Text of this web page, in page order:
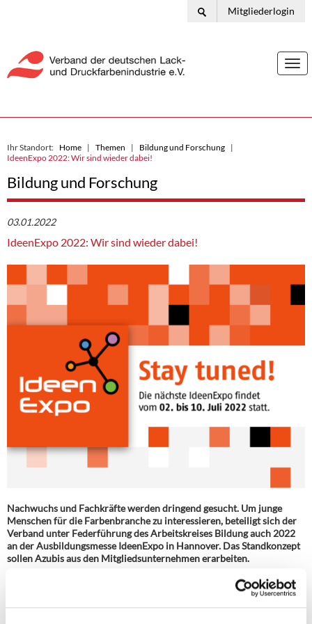
Mitgliederlogin
Ihr Standort: Home Themen
Bildung und Forschung
IdeenExpo 2022: Wir sind wieder dabei!
Bildung und Forschung
03.01.2022
IdeenExpo 2022: Wir sind wieder dabei!
Nachwuchs und Fachkräfte werden dringend gesucht. Um junge
Menschen für die Farbenbranche zu interessieren, beteiligt sich der
Verband unter Federführung des Arbeitskreises Bildung auch 2022
an der Ausbildungsmesse IdeenExpo in Hannover. Das Standkonzept
sollen Azubis aus den Mitgliedsunternehmen erarbeiten.
, vom 2. bis 10. Juli 2022 in